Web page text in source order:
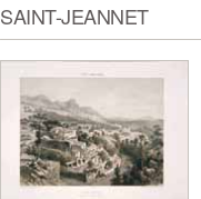
SAINT-JEANNET